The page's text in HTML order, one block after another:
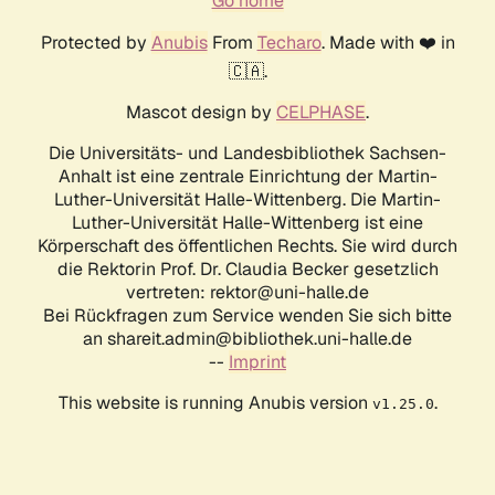
Protected by AnubisFrom Techaro. Made with ❤️ in
🇨🇦.
Mascot design by CELPHASE.
Die Universitäts- und Landesbibliothek Sachsen-
Anhalt ist eine zentrale Einrichtung der Martin-
Luther-Universität Halle-Wittenberg. Die Martin-
Luther-Universität Halle-Wittenberg ist eine
Körperschaft des öffentlichen Rechts. Sie wird durch
die Rektorin Prof. Dr. Claudia Becker gesetzlich
vertreten: rektor@uni-halle.de
Bei Rückfragen zum Service wenden Sie sich bitte
an shareit.admin@bibliothek.uni-halle.de
-- Imprint
This website is running Anubis version v1.25.0.